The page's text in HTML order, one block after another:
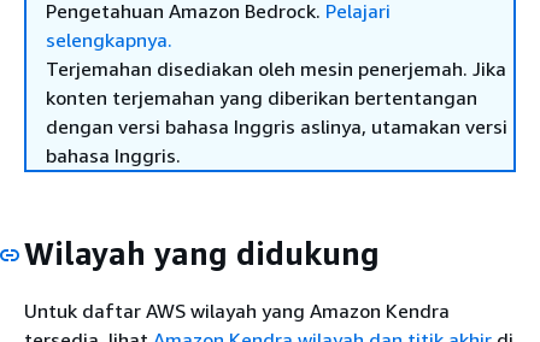
Pengetahuan Amazon Bedrock. Pelajari
selengkapnya.
Terjemahan disediakan oleh mesin penerjemah. Jika
konten terjemahan yang diberikan bertentangan
dengan versi bahasa Inggris aslinya, utamakan versi
bahasa Inggris.
Wilayah yang didukung
Untuk daftar AWS wilayah yang Amazon Kendra